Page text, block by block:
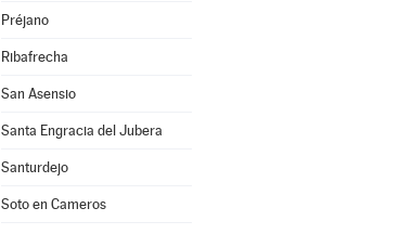
Préjano
Ribafrecha
San Asensio
Santa Engracia del Jubera
Santurdejo
Soto en Cameros